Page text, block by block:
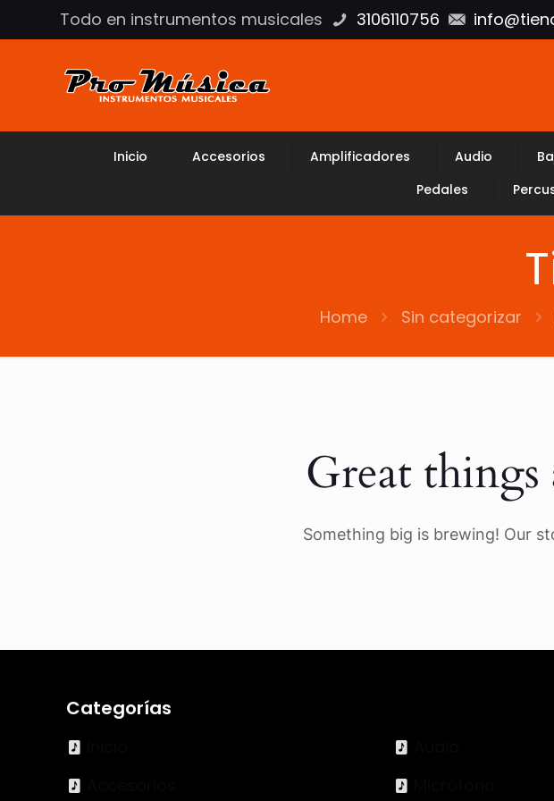
Todo en instrumentos musicales 3106110756
Inicio Accesorios Amplificadores Audio
Pedales
Home Sin categorizar
Great
Something big is brewing! Our
Categorías